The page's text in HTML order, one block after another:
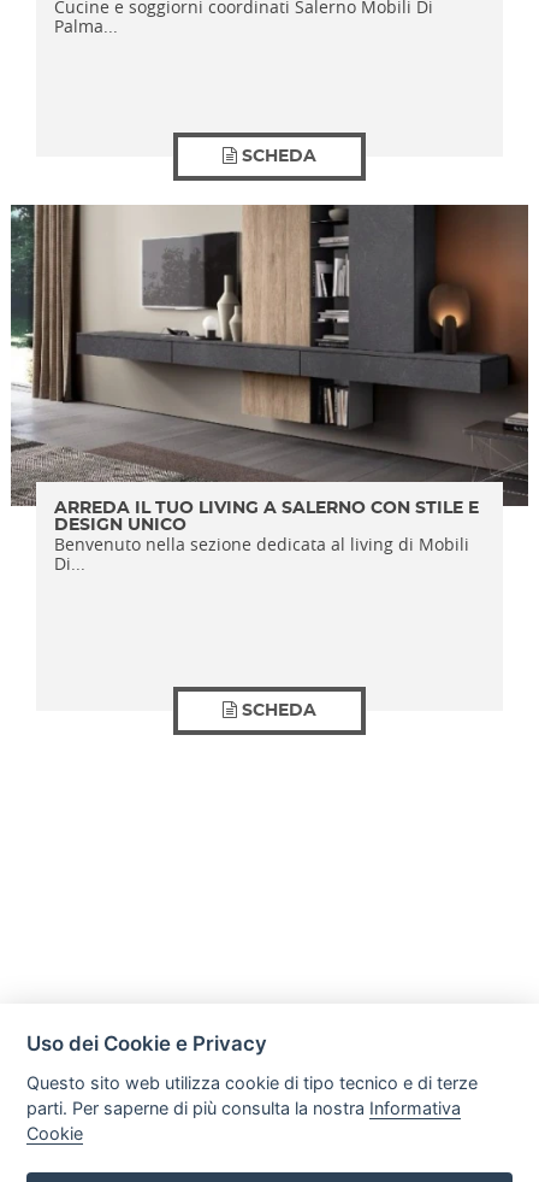
Cucine e soggiorni coordinati Salerno Mobili Di
Palma...
SCHEDA
ARREDA IL TUO LIVING A SALERNO CON STILE E
DESIGN UNICO
Benvenuto nella sezione dedicata al living di Mobili
Di...
SCHEDA
Mobili Di Palma
Uso dei Cookie e Privacy
Questo sito web utilizza cookie di tipo tecnico e di terze
parti. Per saperne di più consulta la nostra Informativa
Cookie